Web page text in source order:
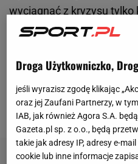
wyciągnąć z kryzysu tylko
padł na 33-letniego
jego życie przyszły trener
nieprzerwanej gry w
sportowy ma w tym
Droga Użytkowniczko,
jeśli wyrazisz zgodę klikając
oraz jej Zaufani Partnerzy, w
IAB, jak również Agora S.A.
Gazeta.pl sp. z o.o., będą
takie jak adresy IP, adresy e-
cookie lub inne informacje